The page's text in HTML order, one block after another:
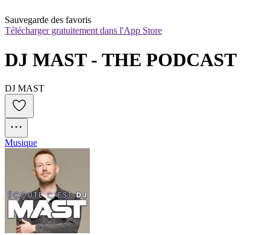
Sauvegarde des favoris
Télécharger gratuitement dans l'App Store
DJ MAST - THE PODCAST
DJ MAST
Musique